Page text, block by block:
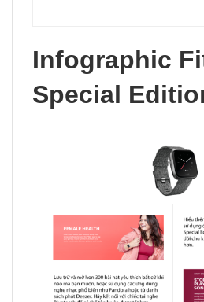
Infographic
Special